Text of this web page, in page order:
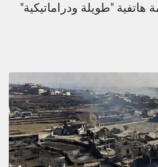
هاتفية "طويلة ودراماتيكية"